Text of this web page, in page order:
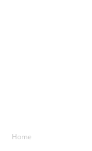
Home